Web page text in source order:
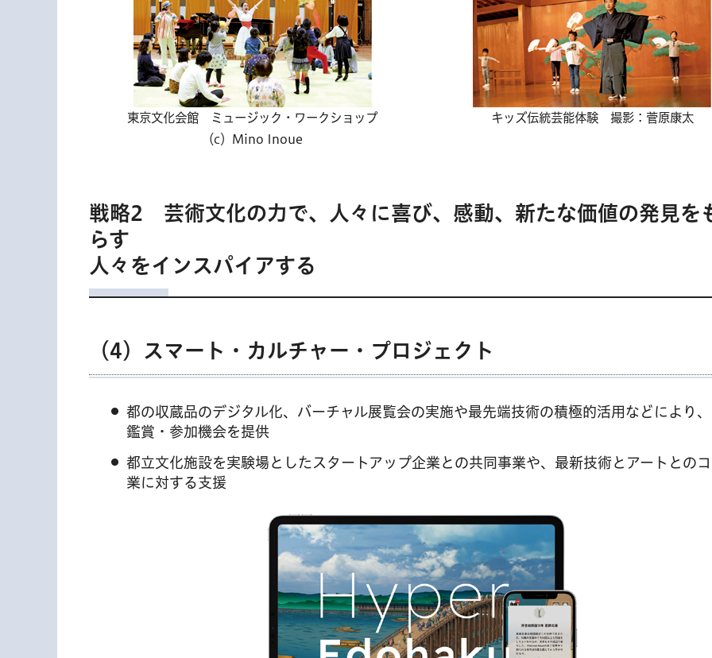
東京文化会館 ミュージック・ワークショップ
（c）Mino Inoue
キッズ伝統芸能体験 撮影：菅原康太
戦略2 芸術文化の力で、人々に喜び、感動、新たな価値の発見を
らす
人々をインスパイアする
（4）スマート・カルチャー・プロジェクト
都の収蔵品のデジタル化、バーチャル展覧会の実施や最先端技術の積極的活用などにより
鑑賞・参加機会を提供
都立文化施設を実験場としたスタートアップ企業との共同事業や、最新技術とアートとの
業に対する支援